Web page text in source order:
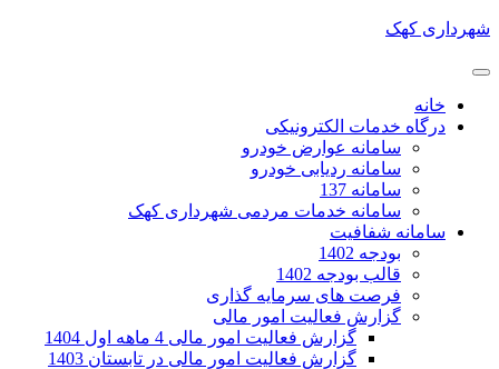
شهرداری کهک
خانه
درگاه خدمات الکترونیکی
سامانه عوارض خودرو
سامانه ردیابی خودرو
سامانه 137
سامانه خدمات مردمی شهرداری کهک
سامانه شفافیت
بودجه 1402
قالب بودجه 1402
فرصت های سرمایه گذاری
گزارش فعالیت امور مالی
گزارش فعالیت امور مالی 4 ماهه اول 1404
گزارش فعالیت امور مالی در تابستان 1403